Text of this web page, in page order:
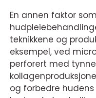
En annen faktor
teknikkene og
eksempel, ved
perforert med
og forbedre hudens